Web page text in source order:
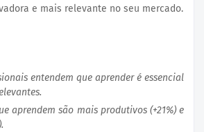
e mais relevante no seu mercado.
entendem que aprender é essencial
aprendem são mais produtivos (+21%) e